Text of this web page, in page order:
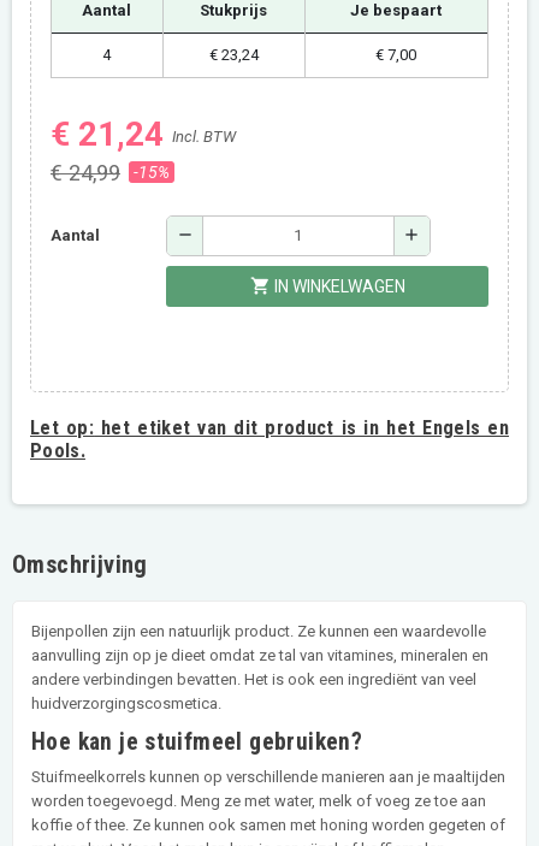
Aantal Stukprijs Je bespaart
4 € 23,24 € 7,00
€ 21,24 Incl. BTW
€ 24,99 -15%
Aantal remove add
shopping_cart IN WINKELWAGEN
Let op: het etiket van dit product is in het Engels en
Pools.
Omschrijving
Bijenpollen zijn een natuurlijk product. Ze kunnen een waardevolle
aanvulling zijn op je dieet omdat ze tal van vitamines, mineralen en
andere verbindingen bevatten. Het is ook een ingrediënt van veel
huidverzorgingscosmetica.
Hoe kan je stuifmeel gebruiken?
Stuifmeelkorrels kunnen op verschillende manieren aan je maaltijden
worden toegevoegd. Meng ze met water, melk of voeg ze toe aan
koffie of thee. Ze kunnen ook samen met honing worden gegeten of